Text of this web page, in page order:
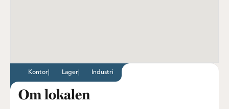
Kontor Lager| Industri
Om lokalen